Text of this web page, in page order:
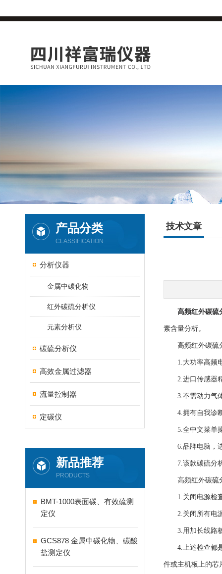
产品分类
CLASSIFICATION
分析仪器
金属中碳化物
红外碳硫分析仪
元素分析仪
碳硫分析仪
高效金属过滤器
流量控制器
定碳仪
新品推荐
PRODUCTS
BMT-1000表面碳、有效硫测
定仪
GCS878 金属中碳化物、碳酸
盐测定仪
技术文章
高频红外碳硫
素含量分析。
高频红外碳硫
1.大功率高频电
2.进口传感器精
3.不需动力气体
4.拥有自我诊断
5.全中文菜单操
6.品牌电脑，进
7.该款碳硫分析
高频红外碳硫分
1.关闭电源检查
2.关闭所有电源
3.用加长线路板
4.上述检查都是
件或主机板上的芯